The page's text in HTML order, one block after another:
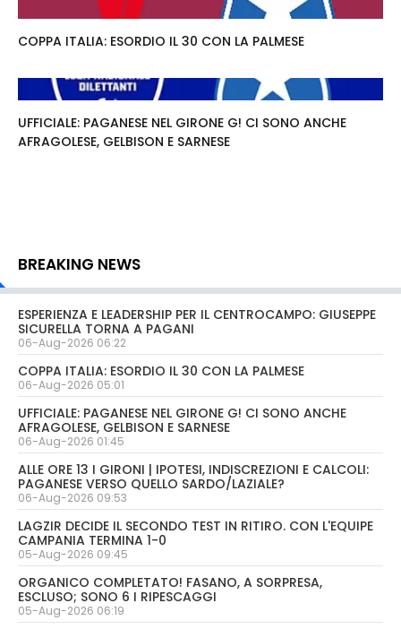
COPPA ITALIA: ESORDIO IL 30 CON LA PALMESE
UFFICIALE: PAGANESE NEL GIRONE G! CI SONO ANCHE
AFRAGOLESE, GELBISON E SARNESE
BREAKING NEWS
ESPERIENZA E LEADERSHIP PER IL CENTROCAMPO: GIUSEPPE
SICURELLA TORNA A PAGANI
06-Aug-2026 06:22
COPPA ITALIA: ESORDIO IL 30 CON LA PALMESE
06-Aug-2026 05:01
UFFICIALE: PAGANESE NEL GIRONE G! CI SONO ANCHE
AFRAGOLESE, GELBISON E SARNESE
06-Aug-2026 01:45
ALLE ORE 13 I GIRONI | IPOTESI, INDISCREZIONI E CALCOLI:
PAGANESE VERSO QUELLO SARDO/LAZIALE?
06-Aug-2026 09:53
LAGZIR DECIDE IL SECONDO TEST IN RITIRO. CON L'EQUIPE
CAMPANIA TERMINA 1-0
05-Aug-2026 09:45
ORGANICO COMPLETATO! FASANO, A SORPRESA,
ESCLUSO; SONO 6 I RIPESCAGGI
05-Aug-2026 06:19